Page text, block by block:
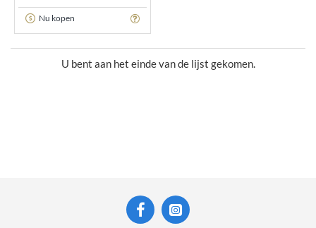
Nu kopen
U bent aan het einde van de lijst gekomen.